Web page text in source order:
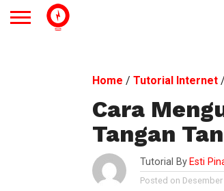
Home / Tutorial Internet/
Cara
Tangan
Tutorial By Esti
Posted on Desember